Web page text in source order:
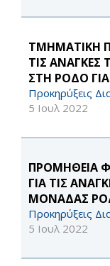
ΤΜΗΜΑΤΙΚΗ
ΤΙΣ ΑΝΑΓΚΕΣ
ΣΤΗ ΡΟΔΟ
Προκηρύξεις
5 Ιουλ 2022
ΠΡΟΜΗΘΕΙΑ
ΓΙΑ ΤΙΣ
ΜΟΝΑΔΑΣ
Προκηρύξεις
5 Ιουλ 2022